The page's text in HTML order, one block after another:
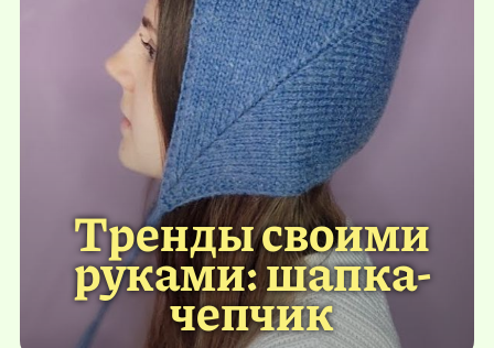
Тренды своими
руками: шапка-
чепчик